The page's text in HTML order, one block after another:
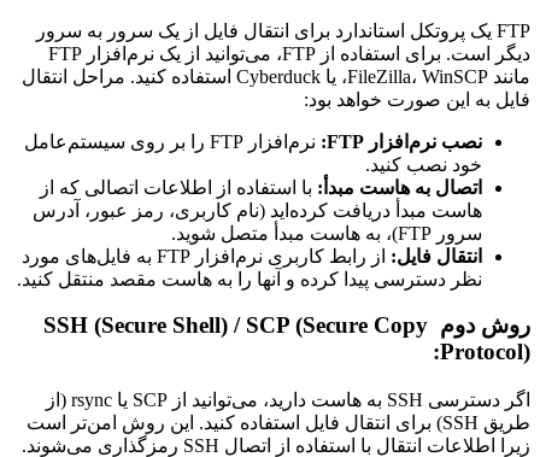
FTP یک پروتکل استاندارد برای انتقال فایل از یک سرور به سرور
دیگر است. برای استفاده از FTP، می‌توانید از یک نرم‌افزار FTP
مانند FileZilla، WinSCP، یا Cyberduck استفاده کنید. مراحل انتقال
فایل به این صورت خواهد بود:
نصب نرم‌افزار FTP:
نرم‌افزار FTP را بر روی سیستم‌عامل
خود نصب کنید.
اتصال به هاست مبدأ: با استفاده از اطلاعات اتصالی که از
هاست مبدأ دریافت کرده‌اید (نام کاربری، رمز عبور، آدرس
سرور FTP)، به هاست مبدأ متصل شوید.
انتقال فایل:
از رابط کاربری نرم‌افزار FTP به فایل‌های مورد
نظر دسترسی پیدا کرده و آنها را به هاست مقصد منتقل کنید.
روش دوم SSH (Secure Shell) / SCP (Secure Copy
Protocol):
اگر دسترسی SSH به هاست دارید، می‌توانید از SCP یا rsync (از
طریق SSH) برای انتقال فایل استفاده کنید. این روش امن‌تر است
زیرا اطلاعات انتقال با استفاده از اتصال SSH رمزگذاری می‌شوند.